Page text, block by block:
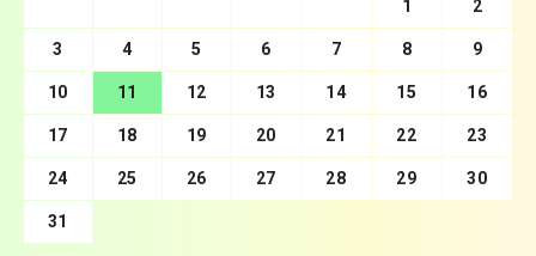
1 2
3 4 5 6 7 8 9
10 11 12 13 14 15 16
17 18 19 20 21 22 23
24 25 26 27 28 29 30
31
5 6
7 8 9 10 11 12 13
14 15 16 17 18 19 20
21 22 23 24 25 26 27
28 29 30